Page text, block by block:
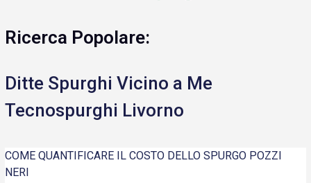
Ricerca Popolare:
Ditte Spurghi Vicino a Me
Tecnospurghi Livorno
COME QUANTIFICARE IL COSTO DELLO SPURGO POZZI
NERI